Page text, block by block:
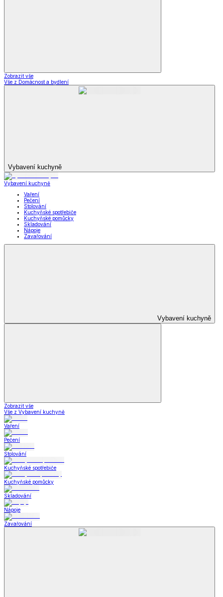
Zobrazit vše
Vše z Domácnost a bydlení
Vybavení kuchyně
Vybavení kuchyně
Vaření
Pečení
Stolování
Kuchyňské spotřebiče
Kuchyňské pomůcky
Skladování
Nápoje
Zavařování
Vybavení kuchyně
Zobrazit vše
Vše z Vybavení kuchyně
Vaření
Pečení
Stolování
Kuchyňské spotřebiče
Kuchyňské pomůcky
Skladování
Nápoje
Zavařování